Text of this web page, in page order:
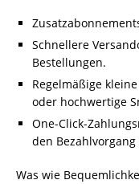
Schnellere
Bestellungen.
Regelmäßige
oder hochwertige
One-Click-
den
Was wie